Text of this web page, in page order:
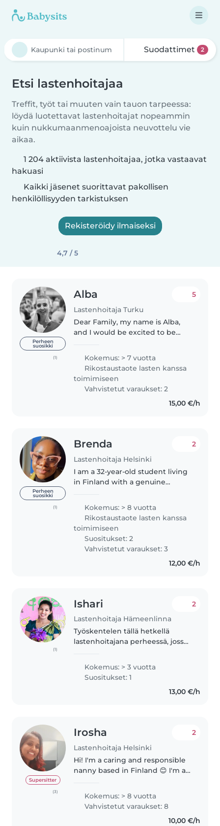
Suodattimet 2
Etsi lastenhoitajaa
Treffit, työt tai muuten vain tauon tarpeessa:
löydä luotettavat lastenhoitajat nopeammin
kuin nukkumaanmenoajoista neuvottelu vie
aikaa.
1 204 aktiivista lastenhoitajaa, jotka vastaavat
hakuasi
Kaikki jäsenet suorittavat pakollisen
henkilöllisyyden tarkistuksen
Rekisteröidy ilmaiseksi
4,7 / 5
Perheen
suosikki
(1)
Alba
Lastenhoitaja Turku
5
Dear Family, my name is Alba,
and I would be excited to be
am an Early Childhood Education
Teacher (ages 0-5) from Spain
with a professional profile..
Kokemus: > 7 vuotta
Rikostaustaote lasten kanssa
toimimiseen
Vahvistetut varaukset: 2
15,00 €/h
Perheen
suosikki
(1)
Brenda
Lastenhoitaja Helsinki
2
I am a 32-year-old student living
in Finland with a genuine
young age, helping to care for
my siblings, cousins, nieces,..
Kokemus: > 8 vuotta
Rikostaustaote lasten kanssa
toimimiseen
Suositukset: 2
Vahvistetut varaukset: 3
12,00 €/h
(1)
Ishari
Lastenhoitaja Hämeenlinna
2
Työskentelen tällä hetkellä
lastenhoitajana perheessä, jossa
erityistarpeinen lapsi. Tuen
heidän päivittäisiä rutiinejaan
Kokemus: > 3 vuotta
Suositukset: 1
13,00 €/h
Supersitter
(3)
Irosha
Lastenhoitaja Helsinki
2
Hi! I'm a caring and responsible
nanny based in Finland 😊 I'm a
of hands-on childcare
experience, including caring for
my relatives' children from a..
Kokemus: > 8 vuotta
Vahvistetut varaukset: 8
10,00 €/h